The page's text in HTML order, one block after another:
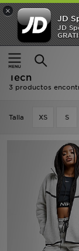
×
JD
JD
Página principal
Ropa de
Tech
3 productos
Talla XS S
Hombre
Mujer
Niños
Ver Marcas
Deportes &
JD Fútbol
Ofertas